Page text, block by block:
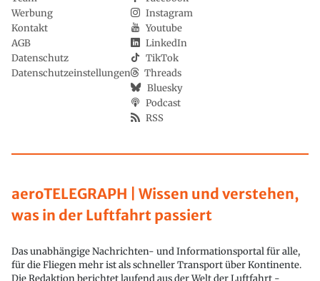
aeroTELEGRAPH | Wissen und verstehen,
was in der Luftfahrt passiert
Das unabhängige Nachrichten- und Informationsportal für alle,
für die Fliegen mehr ist als schneller Transport über Kontinente.
Die Redaktion berichtet laufend aus der Welt der Luftfahrt -
Werbung
Kontakt
AGB
Datenschutz
Datenschutzeinstellungen
Instagram
Youtube
LinkedIn
TikTok
Threads
Bluesky
Podcast
RSS